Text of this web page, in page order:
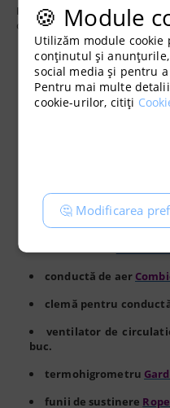
Kit complet Mammoth Pro
cultivarea plantelor in interior.
cortMammoth Pro 120
becLUMii NEGRU 600W
cronometru mecanic
ventilator evacuare
conductă de aer
clemă pentru
ventilator de
buc.
termohigrometru
funii de sustinere
🍪 Module
Utilizăm module cookie
conținutul și
social media și pentru
Pentru mai multe
cookie-urilor, citiți
🤔 Modificarea